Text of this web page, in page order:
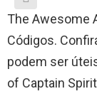
The Awesome
Códigos.
podem ser
of Captain